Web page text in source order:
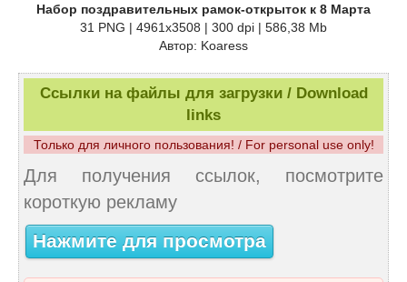
Набор поздравительных рамок-открыток к 8 Марта
31 PNG | 4961x3508 | 300 dpi | 586,38 Mb
Автор: Koaress
Ссылки на файлы для загрузки / Download
links
Только для личного пользования! / For personal use only!
Для получения ссылок, посмотрите
короткую рекламу
Нажмите для просмотра